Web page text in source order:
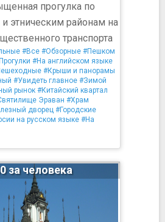
прогулка по
этническим районам на
транспорта
#Все #Обзорные #Пешком
#На английском языке
#Крыши и панорамы
#Увидеть главное #Зимой
рынок #Китайский квартал
Эраван #Храм
дворец #Городские
на русском языке #На
за человека